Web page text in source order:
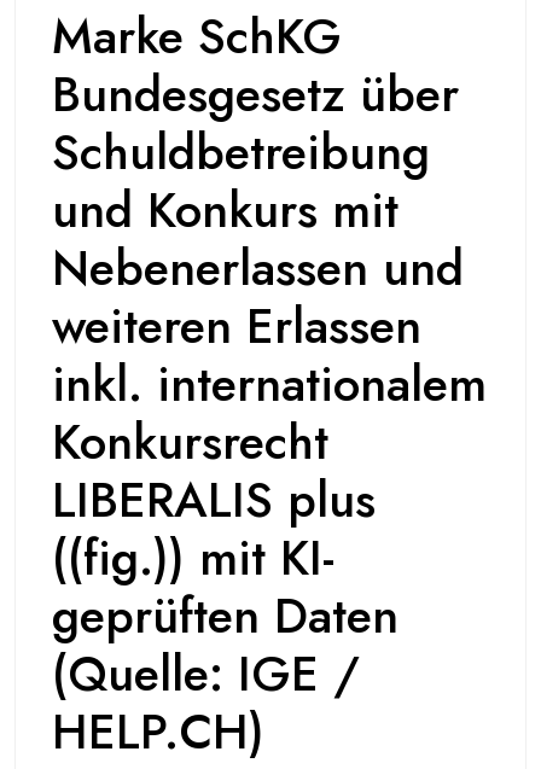
Marke SchKG
Bundesgesetz über
Schuldbetreibung
und Konkurs mit
Nebenerlassen und
weiteren Erlassen
inkl. internationalem
Konkursrecht
LIBERALIS plus
((fig.)) mit KI-
geprüften Daten
(Quelle: IGE /
HELP.CH)